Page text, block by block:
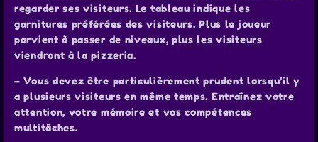
regarder ses visiteurs. Le tableau indique les
garnitures préférées des visiteurs. Plus le joueur
parvient à passer de niveaux, plus les visiteurs
viendront à la pizzeria.
– Vous devez être particulièrement prudent lorsqu’il y
a plusieurs visiteurs en même temps. Entraînez votre
attention, votre mémoire et vos compétences
multitâches.